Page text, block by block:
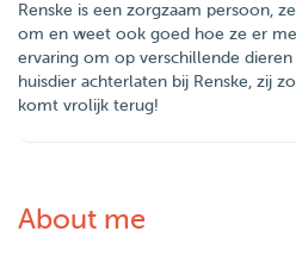
Renske is een zorgzaam persoon,
om en weet ook goed hoe ze er
ervaring om op verschillende
huisdier achterlaten bij Renske, zij
komt vrolijk terug!
About me